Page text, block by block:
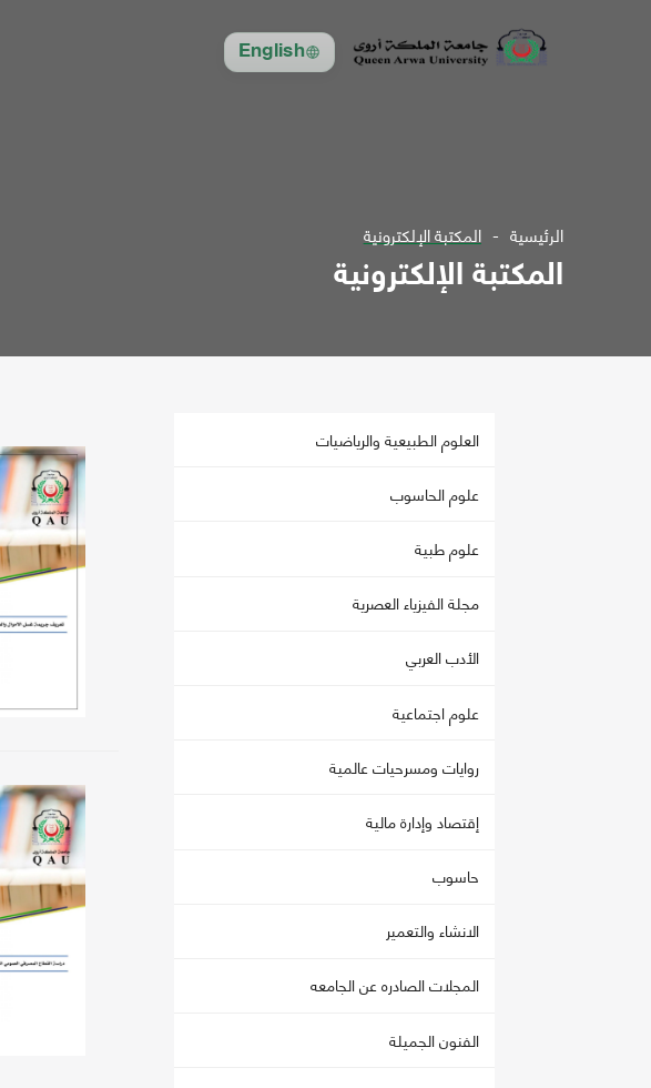
English
الرئيسية المكتبة الإلكترونية
المكتبة الإلكترونية
العلوم الطبيعية والرياضيات
علوم الحاسوب
علوم طبية
مجلة الفيزياء العصرية
الأدب العربي
علوم اجتماعية
روايات ومسرحيات عالمية
إقتصاد وإدارة مالية
حاسوب
الانشاء والتعمير
المجلات الصادره عن الجامعه
الفنون الجميلة